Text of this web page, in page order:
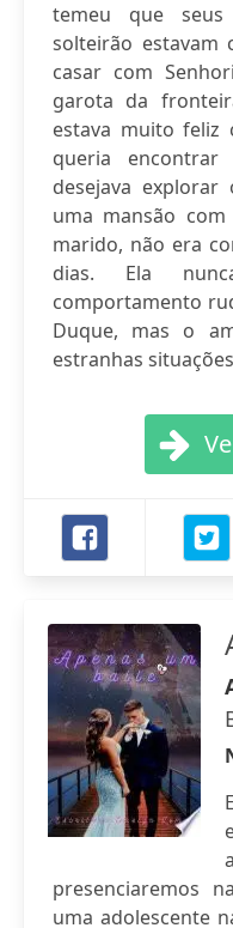
temeu que
solteirão estavam
casar com
garota da
estava muito feliz
queria
desejava
uma mansão
marido, não era
dias. Ela
comportamento
Duque, mas o
estranhas
presenciaremos
uma adolescente